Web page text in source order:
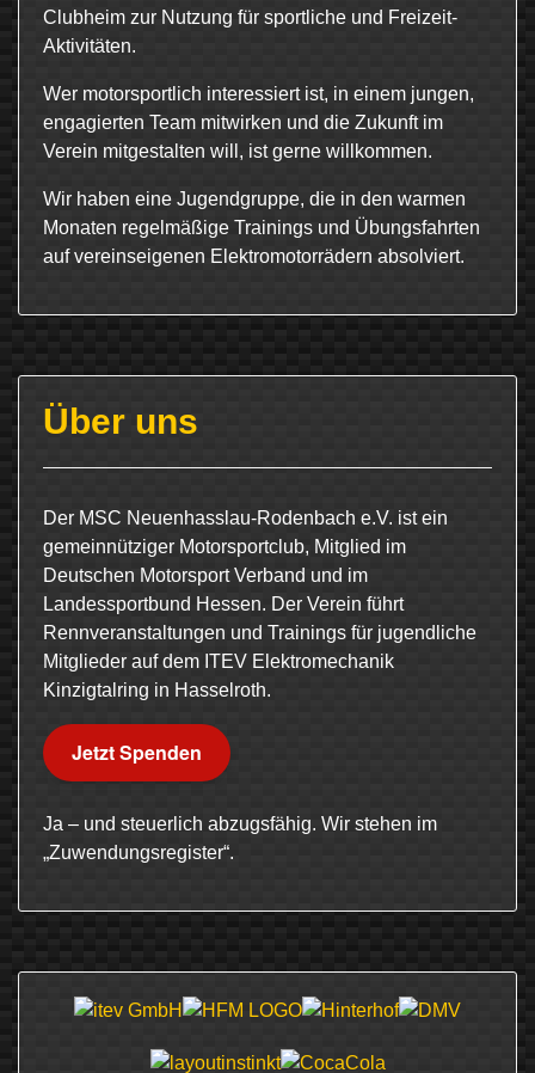
Clubheim zur Nutzung für sportliche und Freizeit-
Aktivitäten.
Wer motorsportlich interessiert ist, in einem jungen,
engagierten Team mitwirken und die Zukunft im
Verein mitgestalten will, ist gerne willkommen.
Wir haben eine Jugendgruppe, die in den warmen
Monaten regelmäßige Trainings und Übungsfahrten
auf vereinseigenen Elektromotorrädern absolviert.
Über uns
Der MSC Neuenhasslau-Rodenbach e.V. ist ein
gemeinnütziger Motorsportclub, Mitglied im
Deutschen Motorsport Verband und im
Landessportbund Hessen. Der Verein führt
Rennveranstaltungen und Trainings für jugendliche
Mitglieder auf dem ITEV Elektromechanik
Kinzigtalring in Hasselroth.
Jetzt Spenden
Ja – und steuerlich abzugsfähig. Wir stehen im
„Zuwendungsregister“.